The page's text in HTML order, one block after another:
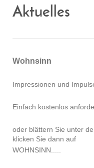
Aktuelles
Wohnsinn
Impressionen und
Einfach kostenlos
oder blättern Sie unter
klicken Sie dann auf
WOHNSINN.....